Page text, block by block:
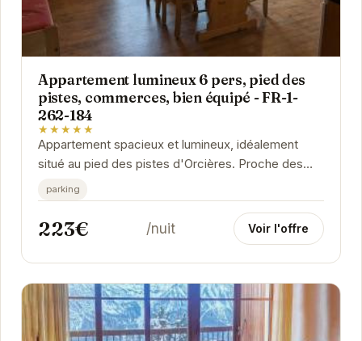
Appartement lumineux 6 pers, pied des
pistes, commerces, bien équipé - FR-1-
262-184
★★★★★
Appartement spacieux et lumineux, idéalement
situé au pied des pistes d'Orcières. Proche des
commerces, cet appartement offre un accès facile
à...
parking
223€ /nuit Voir l'offre